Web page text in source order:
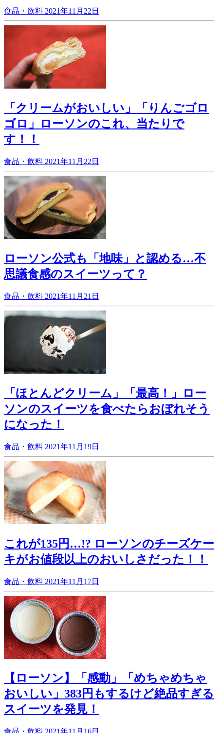
食品・飲料 2021年11月22日
「クリームがおいしい」「りんごゴロ
ゴロ」ローソンのこれ、当たりで
す！！
食品・飲料 2021年11月22日
ローソン公式も「地味」と認める…不
思議食感のスイーツって？
食品・飲料 2021年11月21日
「ほとんどクリーム」「最高！」ロー
ソンのスイーツを食べたらおぼれそう
になった！
食品・飲料 2021年11月19日
これが135円…!? ローソンのチーズケー
キがお値段以上のおいしさだった！！
食品・飲料 2021年11月17日
【ローソン】「感動」「めちゃめちゃ
おいしい」383円もするけど絶品すぎる
スイーツを発見！